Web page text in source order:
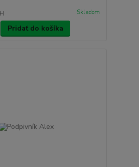
Skladom
Pridať do košíka